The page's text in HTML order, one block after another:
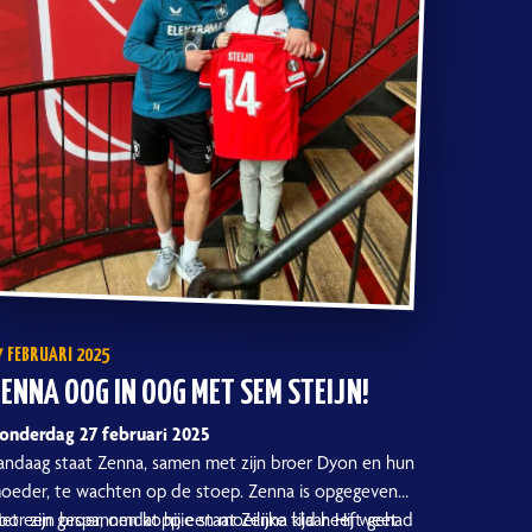
FEBRUARI 2025
OOG IN OOG MET SEM STEIJN!
27 februari 2025
staat Zenna, samen met zijn broer Dyon en hun
te wachten op de stoep. Zenna is opgegeven
zijn broer, omdat hij een moeilijke tijd heeft gehad
een gespannen koppie staat Zenna klaar. Hij weet